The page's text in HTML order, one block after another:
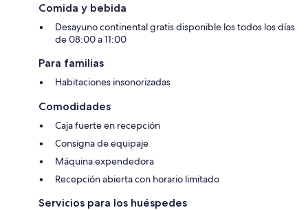
Comida y bebida
Desayuno continental gratis disponible los todos los días
de 08:00 a 11:00
Para familias
Habitaciones insonorizadas
Comodidades
Caja fuerte en recepción
Consigna de equipaje
Máquina expendedora
Recepción abierta con horario limitado
Servicios para los huéspedes